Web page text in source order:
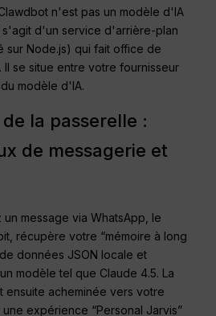
n'est pas un modèle d'IA
s'agit d'un service d'arrière-plan
sur Node.js) qui fait office de
se situe entre votre fournisseur
modèle d'IA.
la passerelle :
de messagerie et
message via WhatsApp, le
récupère votre “mémoire à long
données JSON locale et
modèle tel que Claude 4.5. La
ensuite acheminée vers votre
expérience “Personal Jarvis”